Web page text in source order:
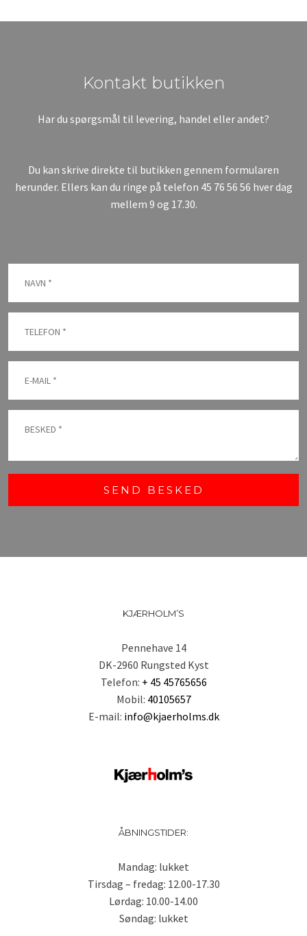
​Kontakt butikken
Har du spørgsmål til levering, handel eller andet?
Du kan skrive direkte til butikken gennem formularen
herunder. Ellers kan du ringe på telefon 45 76 56 56 hver dag
mellem 9 og 17.30.
KJÆRHOLM’S
Pennehave 14
DK-2960 Rungsted Kyst
Telefon: + 45 45765656
Mobil: 40105657
E-mail: info@kjaerholms.dk
ÅBNINGSTIDER:
Mandag: lukket
Tirsdag – fredag: 12.00-17.30
Lørdag: 10.00-14.00
Søndag: lukket